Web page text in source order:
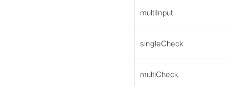
multiInput
singleCheck
multiCheck